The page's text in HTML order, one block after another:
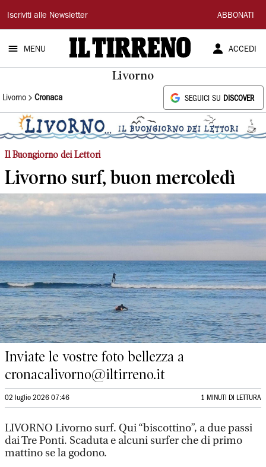
Il
Tirreno
Iscriviti alle Newsletter ABBONATI
MENU ACCEDI
Livorno
Livorno Cronaca SEGUICI SU DISCOVER
Il Buongiorno dei Lettori
Livorno surf, buon mercoledì
Inviate le vostre foto bellezza a
cronacalivorno@iltirreno.it
02 luglio 2026 07:46 1 MINUTI DI LETTURA
LIVORNO Livorno surf. Qui “biscottino”, a due passi
dai Tre Ponti. Scaduta e alcuni surfer che di primo
mattino se la godono.